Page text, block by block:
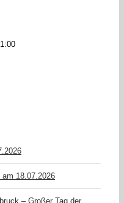
18.07.2026
– Großer Tag der